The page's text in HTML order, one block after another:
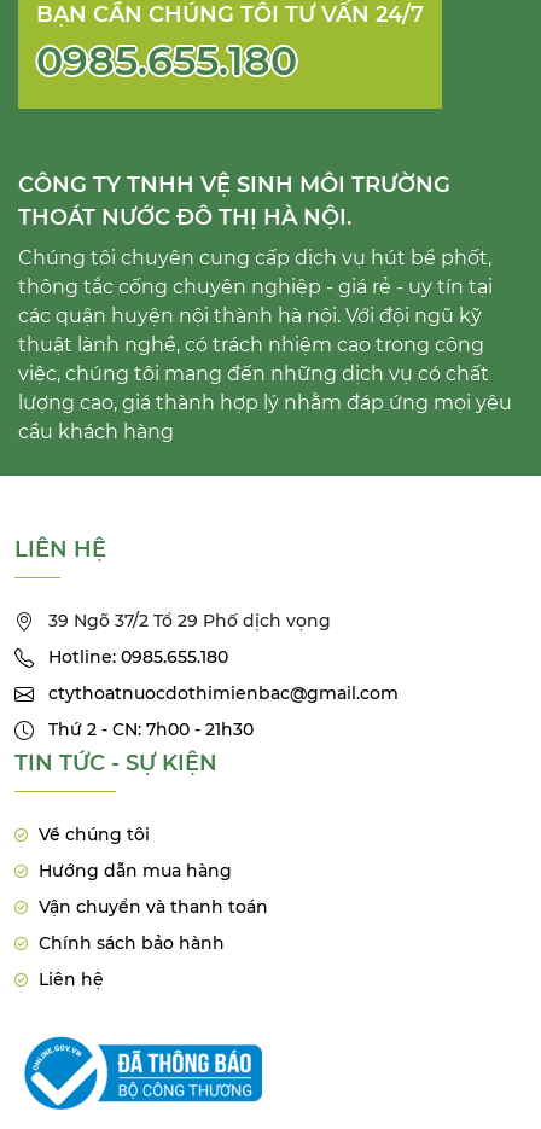
BẠN CẦN CHÚNG TÔI TƯ VẤN 24/7
0985.655.180
CÔNG TY TNHH VỆ SINH MÔI TRƯỜNG
THOÁT NƯỚC ĐÔ THỊ HÀ NỘI.
Chúng tôi chuyên cung cấp dịch vụ hút bể phốt,
thông tắc cống chuyên nghiệp - giá rẻ - uy tín tại
các quận huyện nội thành hà nội. Với đội ngũ kỹ
thuật lành nghề, có trách nhiệm cao trong công
việc, chúng tôi mang đến những dịch vụ có chất
lượng cao, giá thành hợp lý nhằm đáp ứng mọi yêu
cầu khách hàng
LIÊN HỆ
39 Ngõ 37/2 Tổ 29 Phố dịch vọng
Hotline: 0985.655.180
ctythoatnuocdothimienbac@gmail.com
Thứ 2 - CN: 7h00 - 21h30
TIN TỨC - SỰ KIỆN
Về chúng tôi
Hướng dẫn mua hàng
Vận chuyển và thanh toán
Chính sách bảo hành
Liên hệ